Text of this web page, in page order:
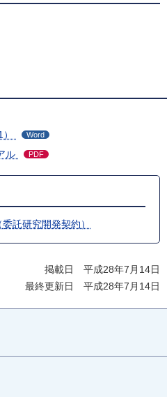
Word
ル PDF
託研究開発契約）
掲載日 平成28年7月14日
最終更新日 平成28年7月14日